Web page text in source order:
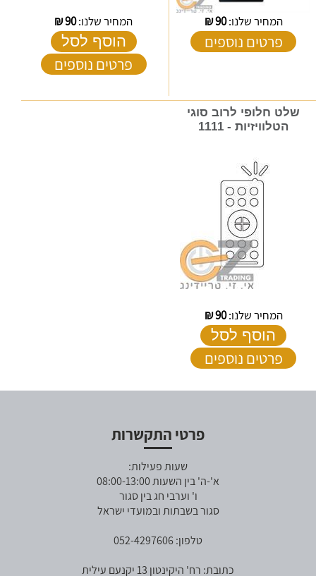
המחיר שלנו:90
₪
פרטים נוספים
המחיר שלנו:90
₪
הוסף לסל
פרטים נוספים
שלט חלופי לרוב סוגי
הטלוויזיות - 1111
המחיר שלנו:90
₪
הוסף לסל
פרטים נוספים
פרטי התקשרות
שעות פעילות:
א'-ה' בין השעות 08:00-13:00
ו' וערבי חג בין סגור
סגור בשבתות ובמועדי ישראל
טלפון: 052-4297606
כתובת: רח' היקינטון 13 יקנעם עילית